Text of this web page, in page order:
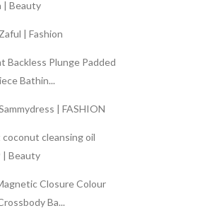
| Beauty
| Fashion
Backless Plunge Padded
Bathin...
| FASHION
cleansing oil
| Beauty
Closure Colour
Ba...